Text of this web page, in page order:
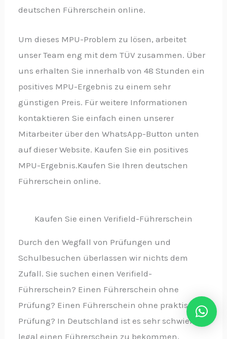
deutschen Führerschein online.
Um dieses MPU-Problem zu lösen, arbeitet
unser Team eng mit dem TÜV zusammen. Über
uns erhalten Sie innerhalb von 48 Stunden ein
positives MPU-Ergebnis zu einem sehr
günstigen Preis. Für weitere Informationen
kontaktieren Sie einfach einen unserer
Mitarbeiter über den WhatsApp-Button unten
auf dieser Website. Kaufen Sie ein positives
MPU-Ergebnis.Kaufen Sie Ihren deutschen
Führerschein online.
Kaufen Sie einen Verifield-Führerschein
Durch den Wegfall von Prüfungen und
Schulbesuchen überlassen wir nichts dem
Zufall. Sie suchen einen Verifield-
Führerschein? Einen Führerschein ohne
Prüfung? Einen Führerschein ohne praktische
Prüfung? In Deutschland ist es sehr schwierig,
legal einen Führerschein zu bekommen,